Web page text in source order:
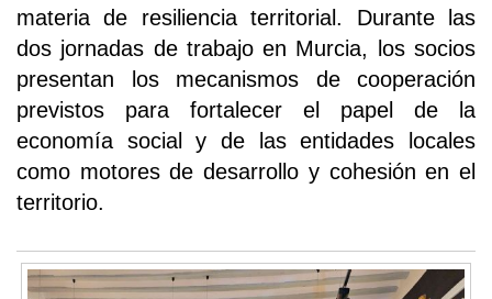
materia de resiliencia territorial. Durante las
dos jornadas de trabajo en Murcia, los socios
presentan los mecanismos de cooperación
previstos para fortalecer el papel de la
economía social y de las entidades locales
como motores de desarrollo y cohesión en el
territorio.